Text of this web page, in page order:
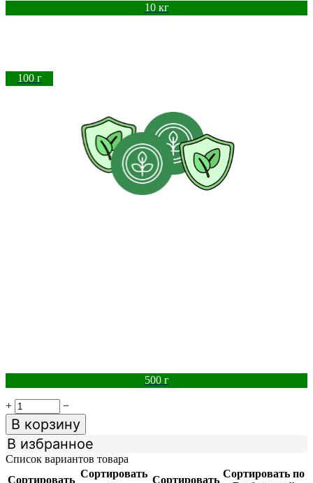
10 кг
100 г
500 г
+ −
В корзину
В избранное
Список вариантов товара
Сортировать
Сортировать
Сортировать
Сортировать по